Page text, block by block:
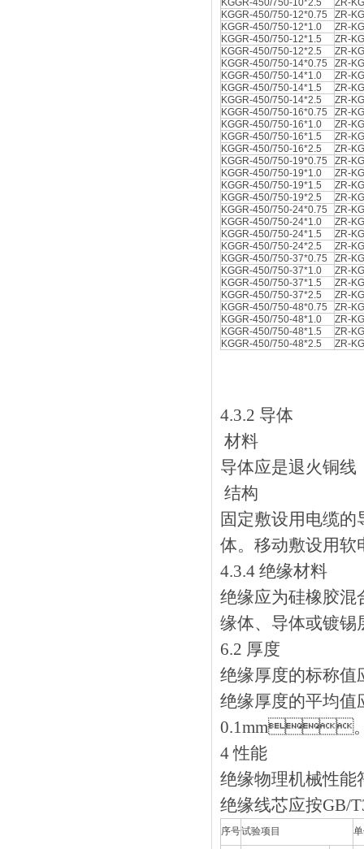
KGGR-450/750-10*2.5
ZR-
KGGR-450/750-12*0.75
ZR-
KGGR-450/750-12*1.0
ZR-
KGGR-450/750-12*1.5
ZR-
KGGR-450/750-12*2.5
ZR-
KGGR-450/750-14*0.75
ZR-
KGGR-450/750-14*1.0
ZR-
KGGR-450/750-14*1.5
ZR-
KGGR-450/750-14*2.5
ZR-
KGGR-450/750-16*0.75
ZR-
KGGR-450/750-16*1.0
ZR-
KGGR-450/750-16*1.5
ZR-
KGGR-450/750-16*2.5
ZR-
KGGR-450/750-19*0.75
ZR-
KGGR-450/750-19*1.0
ZR-
KGGR-450/750-19*1.5
ZR-
KGGR-450/750-19*2.5
ZR-
KGGR-450/750-24*0.75
ZR-
KGGR-450/750-24*1.0
ZR-
KGGR-450/750-24*1.5
ZR-
KGGR-450/750-24*2.5
ZR-
KGGR-450/750-37*0.75
ZR-
KGGR-450/750-37*1.0
ZR-
KGGR-450/750-37*1.5
ZR-
KGGR-450/750-37*2.5
ZR-
KGGR-450/750-48*0.75
ZR-
KGGR-450/750-48*1.0
ZR-
KGGR-450/750-48*1.5
ZR-
KGGR-450/750-48*2.5
ZR-
4.3.2 导体
材料
导体应是退火铜线
结构
固定敷设用电缆的
体。移动敷设
4.3.4 绝缘材料
绝缘应为硅橡胶混
缘体、导体或镀锡
6.2 厚度
绝缘厚度的标称值
绝缘厚度的平均值
0.1mm。任
4 性能
绝缘物理机械性能
绝缘线芯应按GB/
序号试验项目